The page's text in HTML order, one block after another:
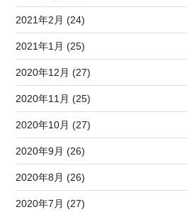
2021年2月 (24)
2021年1月 (25)
2020年12月 (27)
2020年11月 (25)
2020年10月 (27)
2020年9月 (26)
2020年8月 (26)
2020年7月 (27)